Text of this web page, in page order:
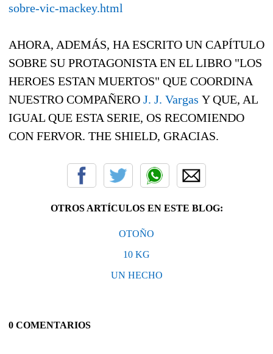
sobre-vic-mackey.html
AHORA, ADEMÁS, HA ESCRITO UN CAPÍTULO
SOBRE SU PROTAGONISTA EN EL LIBRO "LOS
HEROES ESTAN MUERTOS" QUE COORDINA
NUESTRO COMPAÑERO J. J. Vargas Y QUE, AL
IGUAL QUE ESTA SERIE, OS RECOMIENDO
CON FERVOR. THE SHIELD, GRACIAS.
OTROS ARTÍCULOS EN ESTE BLOG:
OTOÑO
10 KG
UN HECHO
0 COMENTARIOS